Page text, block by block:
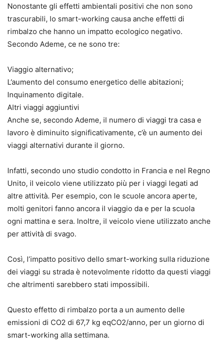
Nonostante gli effetti ambientali positivi che non sono
trascurabili, lo smart-working causa anche effetti di
rimbalzo che hanno un impatto ecologico negativo.
Secondo Ademe, ce ne sono tre:
Viaggio alternativo;
L’aumento del consumo energetico delle abitazioni;
Inquinamento digitale.
Altri viaggi aggiuntivi
Anche se, secondo Ademe, il numero di viaggi tra casa e
lavoro è diminuito significativamente, c’è un aumento dei
viaggi alternativi durante il giorno.
Infatti, secondo uno studio condotto in Francia e nel Regno
Unito, il veicolo viene utilizzato più per i viaggi legati ad
altre attività. Per esempio, con le scuole ancora aperte,
molti genitori fanno ancora il viaggio da e per la scuola
ogni mattina e sera. Inoltre, il veicolo viene utilizzato anche
per attività di svago.
Così, l’impatto positivo dello smart-working sulla riduzione
dei viaggi su strada è notevolmente ridotto da questi viaggi
che altrimenti sarebbero stati impossibili.
Questo effetto di rimbalzo porta a un aumento delle
emissioni di CO2 di 67,7 kg eqCO2/anno, per un giorno di
smart-working alla settimana.